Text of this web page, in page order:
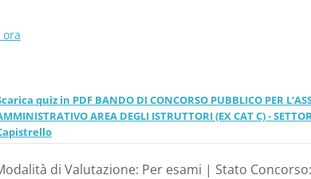
ora
quiz in PDF BANDO DI CONCORSO PUBBLICO PER
AREA DEGLI ISTRUTTORI (EX CAT C) -
di Valutazione: Per esami | Stato